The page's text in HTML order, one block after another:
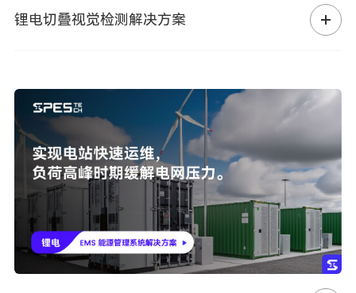
锂电切叠视觉检测解决方案